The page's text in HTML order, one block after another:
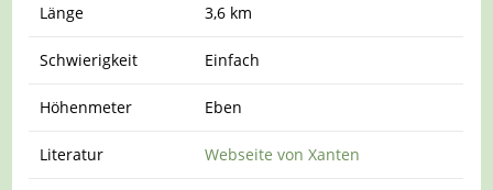
Länge 3,6 km
Schwierigkeit Einfach
Höhenmeter Eben
Literatur Webseite von Xanten